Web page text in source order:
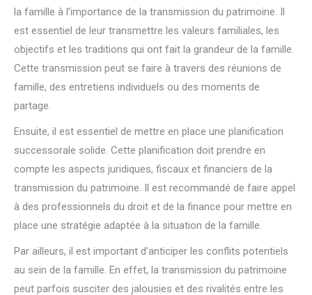
la famille à l’importance de la transmission du patrimoine. Il
est essentiel de leur transmettre les valeurs familiales, les
objectifs et les traditions qui ont fait la grandeur de la famille.
Cette transmission peut se faire à travers des réunions de
famille, des entretiens individuels ou des moments de
partage.
Ensuite, il est essentiel de mettre en place une planification
successorale solide. Cette planification doit prendre en
compte les aspects juridiques, fiscaux et financiers de la
transmission du patrimoine. Il est recommandé de faire appel
à des professionnels du droit et de la finance pour mettre en
place une stratégie adaptée à la situation de la famille.
Par ailleurs, il est important d’anticiper les conflits potentiels
au sein de la famille. En effet, la transmission du patrimoine
peut parfois susciter des jalousies et des rivalités entre les